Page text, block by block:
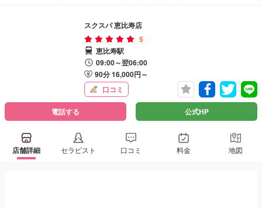
スクスパ 恵比寿店
5
恵比寿駅
09:00～翌06:00
90分 16,000円～
口コミ
電話する 公式HP
店舗詳細 セラピスト 口コミ 料金 地図